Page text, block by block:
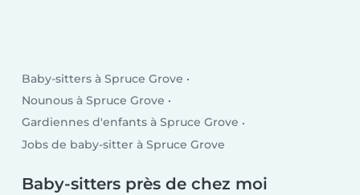
Baby-sitters à Spruce Grove
Nounous à Spruce Grove
Gardiennes d'enfants à Spruce Grove
Jobs de baby-sitter à Spruce Grove
Baby-sitters près de chez moi